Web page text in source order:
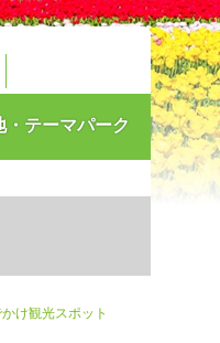
・テーマパーク
け観光スポット